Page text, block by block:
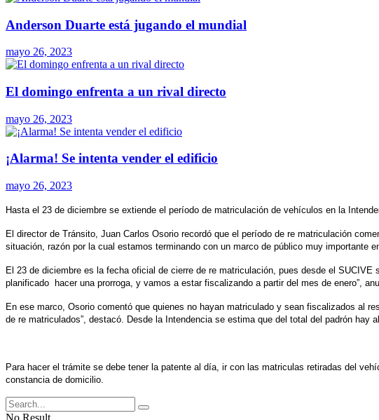
Anderson Duarte está jugando el mundial
mayo 26, 2023
El domingo enfrenta a un rival directo
mayo 26, 2023
¡Alarma! Se intenta vender el edificio
mayo 26, 2023
Hasta el 23 de diciembre se extiende el período de matriculación de vehículos en la
El director de Tránsito, Juan Carlos Osorio recordó que el período de re matriculación
situación, razón por la cual estamos terminando con un marco de público muy importante
El 23 de diciembre es la fecha oficial de cierre de re matriculación, pues desde el
planificado hacer una prorroga, y vamos a estar fiscalizando a partir del mes de enero”,
En ese marco, Osorio comentó que quienes no hayan matriculado y sean fiscalizados al
de re matriculados”, destacó. Desde la Intendencia se estima que del total del padrón
Para hacer el trámite se debe tener la patente al día, ir con las matriculas retiradas del
constancia de domicilio.
No Result